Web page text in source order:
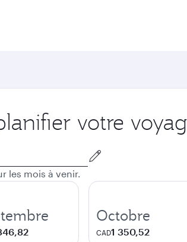
votre
les mois à venir.
Octobre
CAD1 350,52